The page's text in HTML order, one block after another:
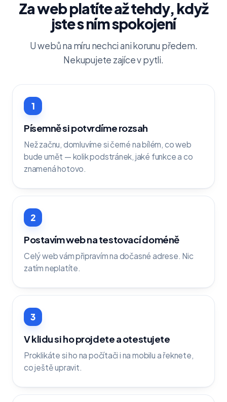
Za web platíte až tehdy, když
jste s ním spokojení
U webů na míru nechci ani korunu předem.
Nekupujete zajíce v pytli.
1
Písemně si potvrdíme rozsah
Než začnu, domluvíme si černé na bílém, co web
bude umět — kolik podstránek, jaké funkce a co
znamená hotovo.
2
Postavím web na testovací doméně
Celý web vám připravím na dočasné adrese. Nic
zatím neplatíte.
3
V klidu si ho projdete a otestujete
Proklikáte si ho na počítači i na mobilu a řeknete,
co ještě upravit.